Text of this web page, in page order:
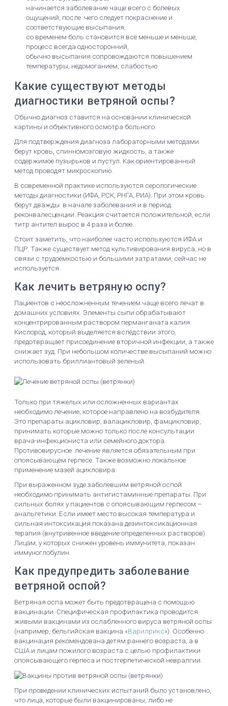
начинается заболевание чаще всего с болевых
ощущений, после чего следует покраснение и
соответствующие высыпания,
со временем боль становится всё меньше и меньше,
процесс всегда односторонний,
обычно высыпания сопровождаются повышением
температуры, недомоганием, слабостью.
Какие существуют методы
диагностики ветряной оспы?
Обычно диагноз ставится на основании клинической
картины и объективного осмотра больного.
Для подтверждения диагноза лабораторными методами
берут кровь, спинномозговую жидкость, а также
содержимое пузырьков и пустул. Как ориентированный
метод проводят микроскопию.
В современной практике используются серологические
методы диагностики (ИФА, РСК, РНГА, РИА). При этом кровь
берут дважды: в начале заболевания и в период
реконвалесценции. Реакция считается положительной, если
титр антител вырос в 4 раза и более.
Стоит заметить, что наиболее часто используются ИФА и
ПЦР. Также существует метод культивирования вируса, но в
связи с трудоёмкостью и большими затратами, сейчас не
используется.
Как лечить ветряную оспу?
Пациентов с неосложненным течением чаще всего лечат в
домашних условиях. Элементы сыпи обрабатывают
концентрированным раствором перманганата калия.
Кислород, который выделяется вследствии этого,
предотвращает присоединение вторичной инфекции, а также
снижает зуд. При небольшом количестве высыпаний можно
использовать бриллиантовый зеленый.
Только при тяжелых или осложненных вариантах
необходимо лечение, которое направлено на возбудителя.
Это препараты ацикловир, валацикловир, фамцикловир,
принимать которые можно только после консультации
врача-инфекциониста или семейного доктора.
Противовирусное лечение является обязательным при
опоясывающем герпесе. Также возможно локальное
применение мазей ацикловира.
При выраженном зуде заболевшим ветряной оспой
необходимо принимать антигистаминные препараты. При
сильных болях у пациентов с опоясывающим герпесом –
анальгетики. Если имеет место высокая температура и
сильная интоксикация показана дезинтоксикационная
терапия (внутривенное введение определенных растворов).
Лицам, у которых снижен уровень иммунитета, показан
иммуноглобулин.
Как предупредить заболевание
ветряной оспой?
Ветряная оспа может быть предотвращена с помощью
вакцинации. Специфическая профилактика проводится
живыми вакцинами из ослабленного вируса ветряной оспы
(например, бельгийская вакцина «Варилрикс»). Особенно
вакцинация рекомендована детям раннего возраста, а в
США и лицам пожилого возраста с целью профилактики
опоясывающего герпеса и постгерпетической невралгии.
При проведении клинических испытаний было установлено,
что лица, которые были вакцинированы, либо не